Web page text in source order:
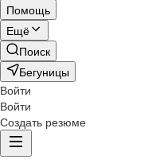
Помощь
Ещё
Поиск
Бегуницы
Войти
Войти
Создать резюме